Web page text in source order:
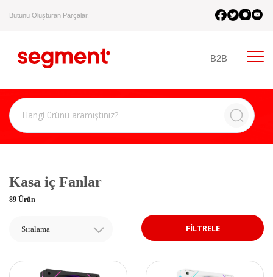
Bütünü Oluşturan Parçalar.
B2B
Kasa iç Fanlar
FİLTRELE
89 Ürün
Sıralama